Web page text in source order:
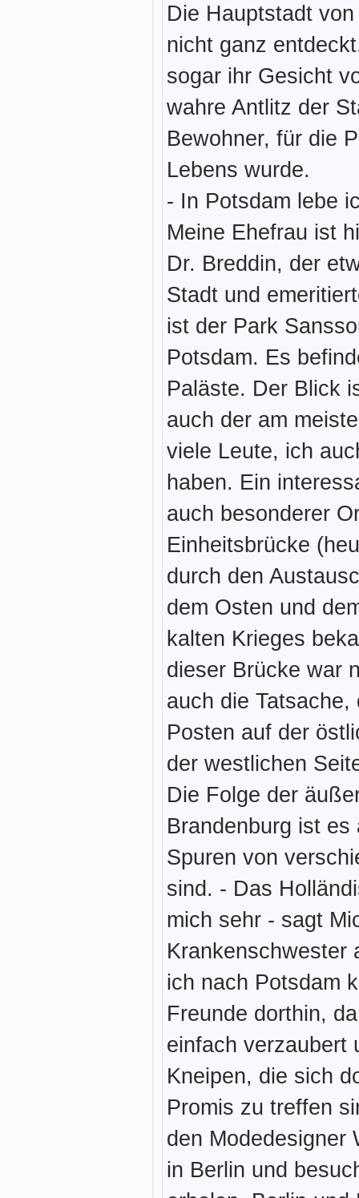
Die Hauptstadt
nicht ganz
sogar ihr Gesicht
wahre Antlitz der
Bewohner, für die
Lebens wurde.
- In Potsdam lebe
Meine Ehefrau ist
Dr. Breddin, der
Stadt und
ist der Park
Potsdam. Es
Paläste. Der Blick
auch der am
viele Leute, ich
haben. Ein
auch besonderer
Einheitsbrücke
durch den
dem Osten und
kalten Krieges
dieser Brücke war
auch die
Posten auf der
der westlichen
Die Folge der
Brandenburg ist
Spuren von
sind. - Das
mich sehr - sagt
Krankenschwester
ich nach Potsdam
Freunde dorthin,
einfach verzaubert
Kneipen, die sich
Promis zu treffen
den Modedesigner
in Berlin und